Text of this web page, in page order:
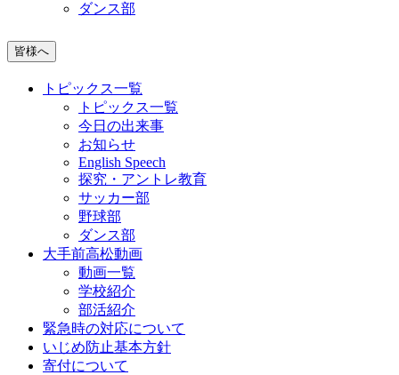
ダンス部
皆様へ
トピックス一覧
トピックス一覧
今日の出来事
お知らせ
English Speech
探究・アントレ教育
サッカー部
野球部
ダンス部
大手前高松動画
動画一覧
学校紹介
部活紹介
緊急時の対応について
いじめ防止基本方針
寄付について